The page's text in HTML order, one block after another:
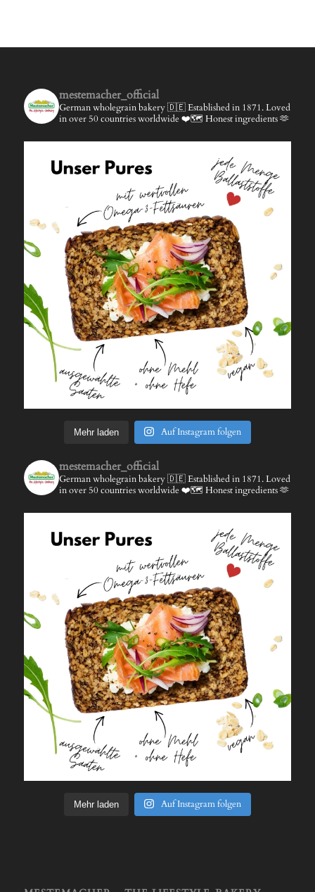
mestemacher_official
German wholegrain bakery 🇩🇪Established in 1871.Loved
in over 50 countries worldwide ❤️🗺️ Honest ingredients 🫶
Mehr laden Auf Instagram folgen
mestemacher_official
German wholegrain bakery 🇩🇪Established in 1871.Loved
in over 50 countries worldwide ❤️🗺️ Honest ingredients 🫶
Mehr laden Auf Instagram folgen